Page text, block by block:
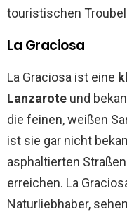
touristischen
La Graciosa
La Graciosa ist eine
Lanzarote und
die feinen, weißen
ist sie gar nicht
asphaltierten
erreichen. La
Naturliebhaber,